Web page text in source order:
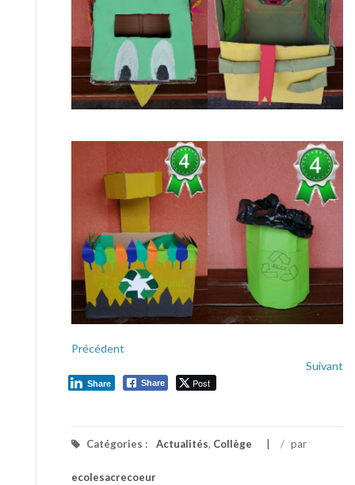
Précédent
Suivant
Share Post
Share
Catégories : Actualités, Collège / par
ecolesacrecoeur